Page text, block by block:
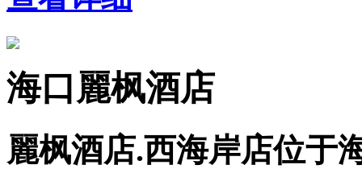
海口麗枫酒店
麗枫酒店.西海岸店位于